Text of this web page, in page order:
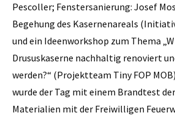
Pescoller; Fenstersanierung: Josef
Begehung des Kasernenareals
und ein Ideenworkshop zum Thema
Drususkaserne nachhaltig renoviert
werden?“ (Projektteam Tiny FOP
wurde der Tag mit einem Brandtest
Materialien mit der Freiwilligen